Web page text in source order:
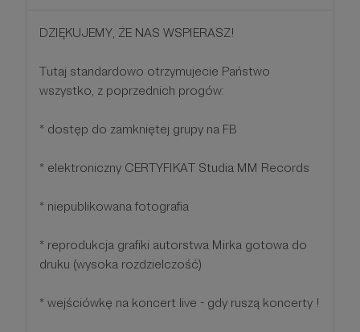
DZIĘKUJEMY, ŻE NAS WSPIERASZ!
Tutaj standardowo otrzymujecie Państwo
wszystko, z poprzednich progów:
* dostęp do zamkniętej grupy na FB
* elektroniczny CERTYFIKAT Studia MM Records
* niepublikowana fotografia
* reprodukcja grafiki autorstwa Mirka gotowa do
druku (wysoka rozdzielczość)
* wejściówkę na koncert live - gdy ruszą koncerty !